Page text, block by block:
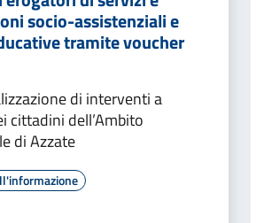
socio-assistenziali e
tramite voucher
di interventi a
cittadini dell’Ambito
di Azzate